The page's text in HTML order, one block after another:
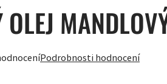
Podrobnosti hodnocení